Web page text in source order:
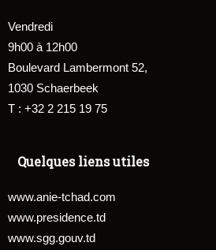
Vendredi
9h00 à 12h00
Boulevard Lambermont 52,
1030 Schaerbeek
T : +32 2 215 19 75
Quelques liens utiles
www.anie-tchad.com
www.presidence.td
www.sgg.gouv.td